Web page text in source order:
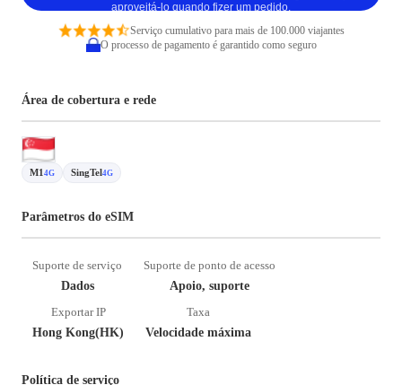
aproveitá-lo quando fizer um pedido.
Serviço cumulativo para mais de 100.000 viajantes
O processo de pagamento é garantido como seguro
Área de cobertura e rede
M1 4G SingTel4G
Parâmetros do eSIM
Suporte de serviço
Dados
Suporte de ponto de acesso
Apoio, suporte
Exportar IP
Hong Kong(HK)
Taxa
Velocidade máxima
Política de serviço